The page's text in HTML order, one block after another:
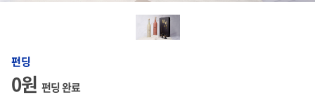
펀딩
0원 펀딩 완료